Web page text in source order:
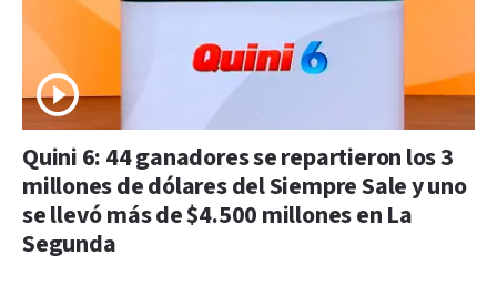
Quini 6: 44 ganadores se repartieron los 3
millones de dólares del Siempre Sale y uno
se llevó más de $4.500 millones en La
Segunda